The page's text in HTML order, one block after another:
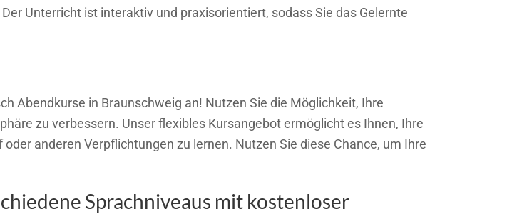
Unterricht ist interaktiv und praxisorientiert, sodass Sie das Gelernte
Abendkurse in Braunschweig an! Nutzen Sie die Möglichkeit, Ihre
zu verbessern. Unser flexibles Kursangebot ermöglicht es Ihnen, Ihre
anderen Verpflichtungen zu lernen. Nutzen Sie diese Chance, um Ihre
Sprachniveaus mit kostenloser